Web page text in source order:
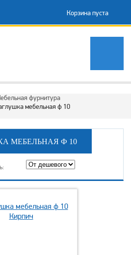
Корзина пуста
фурнитура
мебельная ф 10
МЕБЕЛЬНАЯ Ф 10